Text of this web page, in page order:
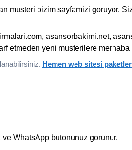
musteri bizim sayfamizi goruyor.
asansorbakimi.net,
etmeden yeni musterilere merhaba
Hemen web sitesi
WhatsApp butonunuz gorunur.